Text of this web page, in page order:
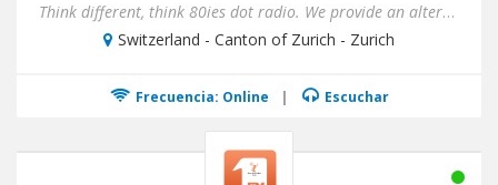
Think different, think 80ies dot radio. We provide an alternative to the typical hits of our times. We are offeri...
Switzerland - Canton of Zurich - Zurich
Frecuencia: Online | Escuchar